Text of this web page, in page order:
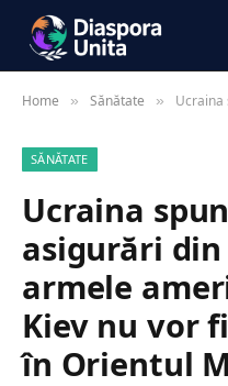
Home » Sănătate » Ucraina spune că a
SĂNĂTATE
Ucraina
asigurări din
armele
Kiev nu vor
în Orientul